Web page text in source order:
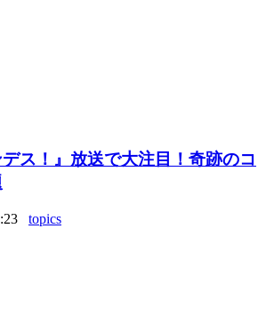
デス！』放送で大注目！奇跡のコ
topics